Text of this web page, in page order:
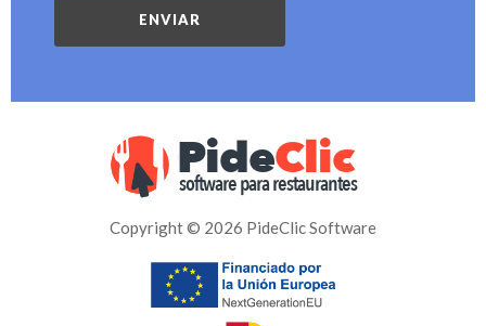
Copyright © 2026 PideClic Software